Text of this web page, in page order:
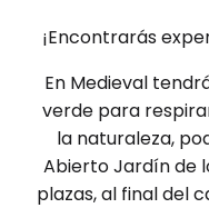
¡Encontrarás
En Medieval
verde para
la naturaleza,
Abierto Jardín de
plazas, al final del